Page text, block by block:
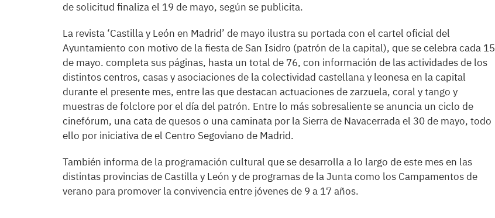
de solicitud finaliza el 19 de mayo, según se publicita.
La revista ‘Castilla y León en Madrid’ de mayo ilustra su portada con el cartel oficial del
Ayuntamiento con motivo de la fiesta de San Isidro (patrón de la capital), que se celebra cada 15
de mayo. completa sus páginas, hasta un total de 76, con información de las actividades de los
distintos centros, casas y asociaciones de la colectividad castellana y leonesa en la capital
durante el presente mes, entre las que destacan actuaciones de zarzuela, coral y tango y
muestras de folclore por el día del patrón. Entre lo más sobresaliente se anuncia un ciclo de
cinefórum, una cata de quesos o una caminata por la Sierra de Navacerrada el 30 de mayo, todo
ello por iniciativa de el Centro Segoviano de Madrid.
También informa de la programación cultural que se desarrolla a lo largo de este mes en las
distintas provincias de Castilla y León y de programas de la Junta como los Campamentos de
verano para promover la convivencia entre jóvenes de 9 a 17 años.